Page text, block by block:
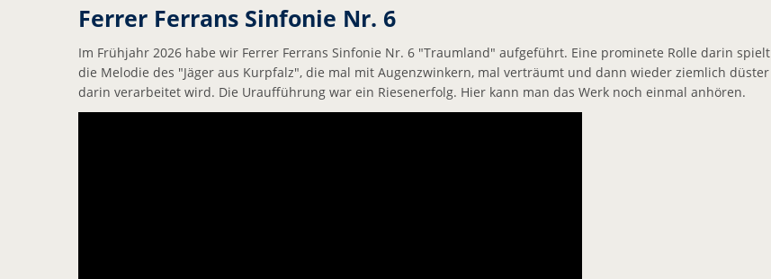
Ferrer Ferrans Sinfonie Nr. 6
Im Frühjahr 2026 habe wir Ferrer Ferrans Sinfonie Nr. 6 "Traumland" aufgeführt. Eine prominete Rolle darin spielt
die Melodie des "Jäger aus Kurpfalz", die mal mit Augenzwinkern, mal verträumt und dann wieder ziemlich düster
darin verarbeitet wird. Die Uraufführung war ein Riesenerfolg. Hier kann man das Werk noch einmal anhören.